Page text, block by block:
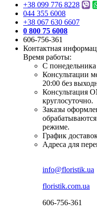
+38 099 776 8228
044 355 6008
+38 067 630 6607
0 800 75 6008
606-756-361
Контактная
Время работы:
С понедельника
Консультации
20:00 без
Консультация
круглосуточно.
Заказы
режиме.
График
Адреса для
info@floristik.ua
floristik.com.ua
606-756-361